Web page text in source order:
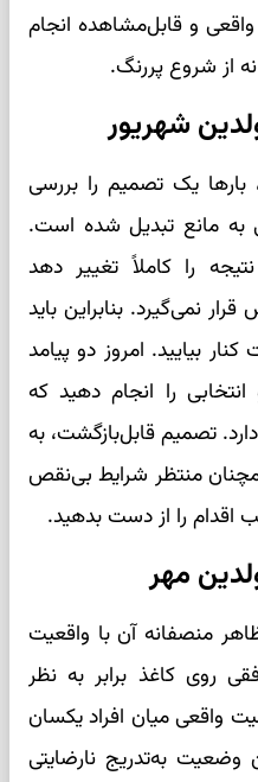
و قابل‌مشاهده انجام
از شروع پررنگ.
شهریور
بارها یک تصمیم را بررسی
به مانع تبدیل شده است.
را کاملاً تغییر دهد
نمی‌گیرد. بنابراین باید
بیایید. امروز دو پیامد
را انجام دهید که
تصمیم قابل‌بازگشت، به
منتظر شرایط بی‌نقص
اقدام را از دست بدهید.
مهر
منصفانه آن با واقعیت
روی کاغذ برابر به نظر
واقعی میان افراد یکسان
به‌تدریج نارضایتی